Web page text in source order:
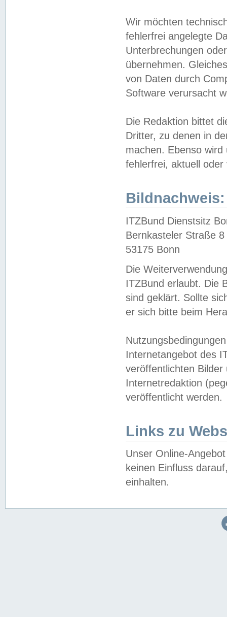
Wir möchten
fehlerfrei angelegte
Unterbrechungen
übernehmen.
von Daten durch
Software verursacht
Die Redaktion bittet
Dritter, zu denen in
machen. Ebenso
fehlerfrei, aktuell oder
Bildnachweis:
ITZBund Dienstsitz
Bernkasteler Straße 8
53175 Bonn
Die
ITZBund erlaubt. Die
sind geklärt. Sollte
er sich bitte beim
Internetangebot des
veröffentlichten
Internetredaktion
veröffentlicht werden.
Links zu
Unser Online-
keinen Einfluss
einhalten.